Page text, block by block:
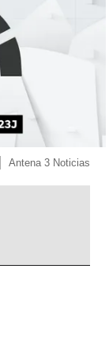
Antena 3 Noticias